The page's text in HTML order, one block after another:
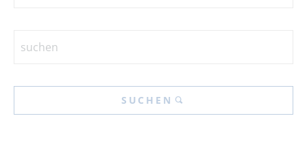
suchen
SUCHEN